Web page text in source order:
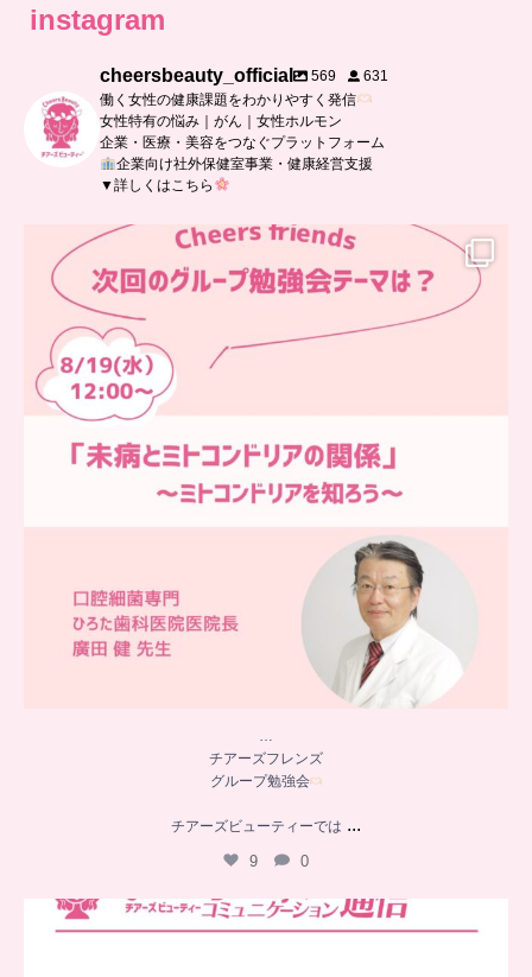
instagram
cheersbeauty_official 569
631
働く女性の健康課題をわかりやすく発信
女性特有の悩み｜がん｜女性ホルモン
企業・医療・美容をつなぐプラットフォーム
企業向け社外保健室事業・健康経営支援
▼詳しくはこちら
…
グループ勉強会
チアーズフレンズ
グループ勉強会
チアーズビューティーでは ...
9 0
..